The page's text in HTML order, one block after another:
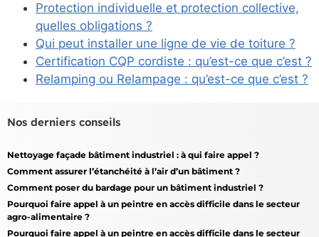
Protection individuelle et protection collective,
quelles obligations ?
Qui peut installer une ligne de vie de toiture ?
Certification CQP cordiste : qu’est-ce que c’est ?
Relamping ou Relampage : qu’est-ce que c’est ?
Nos derniers conseils
Nettoyage façade bâtiment industriel : à qui faire appel ?
Comment assurer l’étanchéité à l’air d’un bâtiment ?
Comment poser du bardage pour un bâtiment industriel ?
Pourquoi faire appel à un peintre en accès difficile dans le secteur
agro-alimentaire ?
Pourquoi faire appel à un peintre en accès difficile dans le secteur